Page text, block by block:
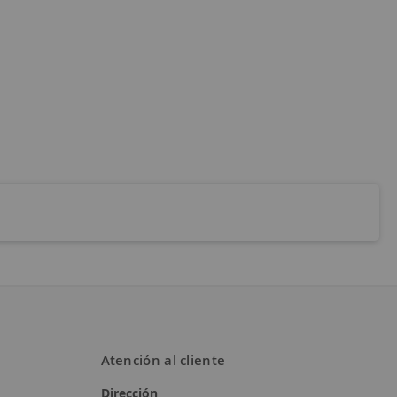
Atención al cliente
Dirección